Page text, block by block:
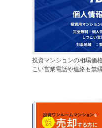
投資マンションの相場価
こい営業電話や連絡も無